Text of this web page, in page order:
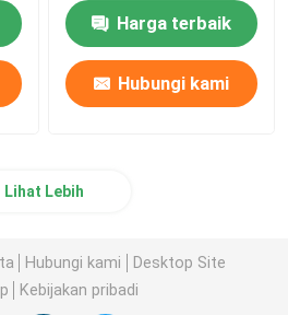
Harga terbaik
Hubungi kami
Lihat Lebih
Hubungi kami
Desktop Site
Kebijakan pribadi